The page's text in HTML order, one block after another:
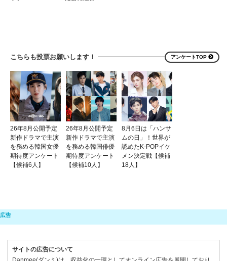
こちらも投票お願いします！ アンケートTOP
26年8月公開予定
新作ドラマで主演
を務める韓国女優
期待度アンケート
【候補6人】
26年8月公開予定
新作ドラマで主演
を務める韓国俳優
期待度アンケート
【候補10人】
8月6日は「ハンサ
ムの日」！世界が
認めたK-POPイケ
メン決定戦【候補
18人】
サイトの広告について